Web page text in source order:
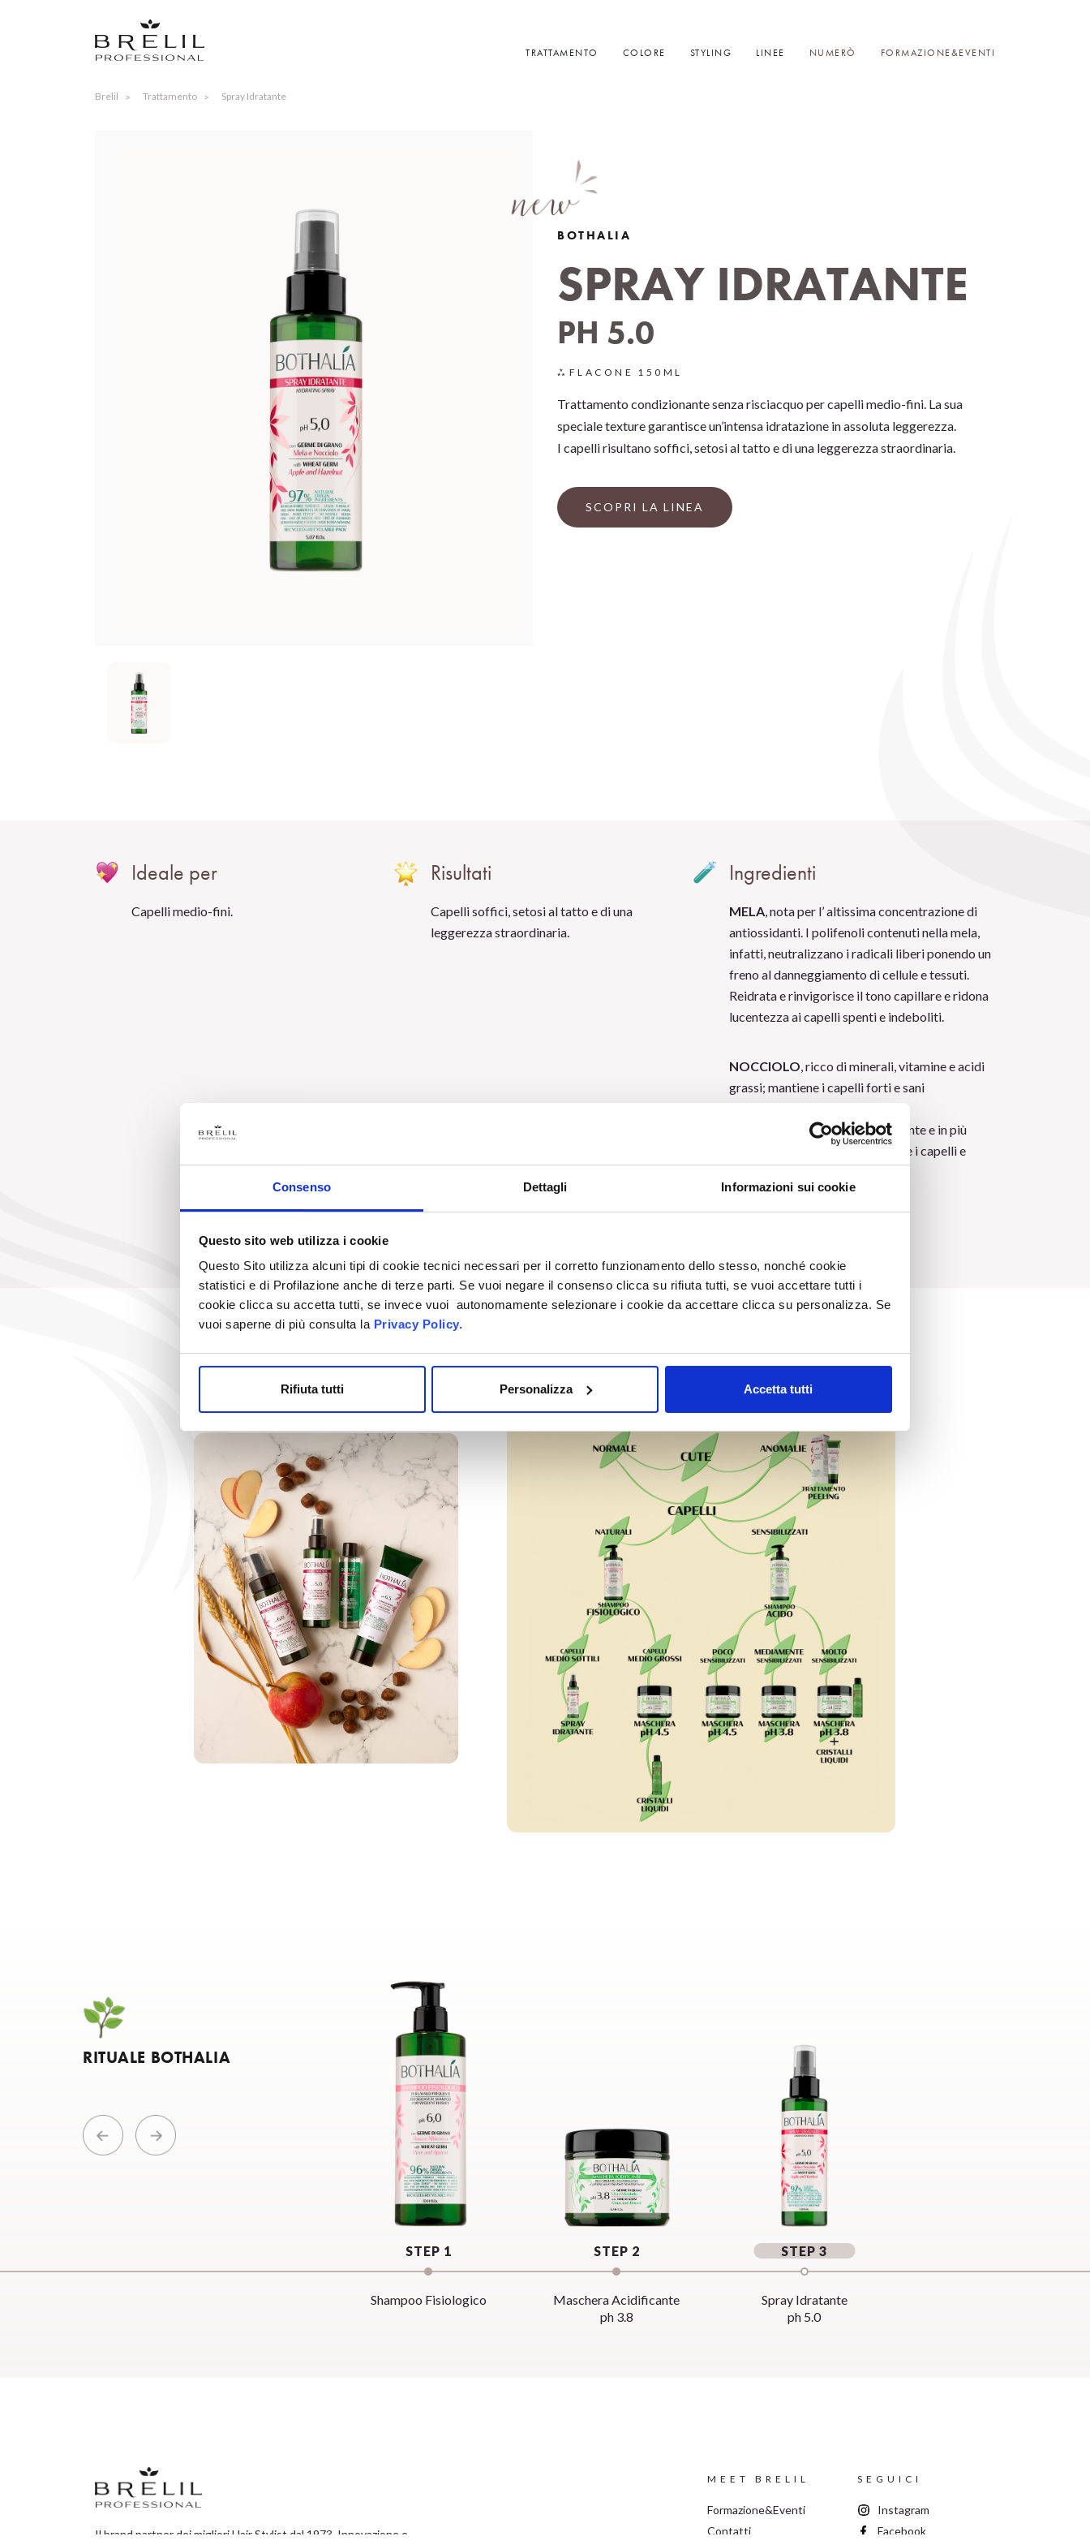
Consenso Dettagli Informazioni sui cookie
Questo sito web utilizza i cookie
Questo Sito utilizza alcuni tipi di cookie tecnici necessari per il corretto funzionamento dello stesso, nonché cookie
statistici e di Profilazione anche di terze parti. Se vuoi negare il consenso clicca su rifiuta tutti, se vuoi accettare tutti i
cookie clicca su accetta tutti, se invece vuoi autonomamente selezionare i cookie da accettare clicca su personalizza. Se
vuoi saperne di più consulta la Privacy Policy.
Rifiuta tutti Personalizza Accetta tutti
TRATTAMENTO COLORE STYLING LINEE NUMERÒ FORMAZIONE&EVENTI
Brelil Trattamento Spray Idratante
BOTHALIA
SPRAY IDRATANTE
PH 5.0
FLACONE 150ML
Trattamento condizionante senza risciacquo per capelli medio-fini. La sua
speciale texture garantisce un’intensa idratazione in assoluta leggerezza.
I capelli risultano soffici, setosi al tatto e di una leggerezza straordinaria.
SCOPRI LA LINEA
Ideale per
Capelli medio-fini.
Risultati
Capelli soffici, setosi al tatto e di una
leggerezza straordinaria.
Ingredienti
MELA, nota per l’ altissima concentrazione di
antiossidanti. I polifenoli contenuti nella mela,
infatti, neutralizzano i radicali liberi ponendo un
freno al danneggiamento di cellule e tessuti.
Reidrata e rinvigorisce il tono capillare e ridona
lucentezza ai capelli spenti e indeboliti.
NOCCIOLO, ricco di minerali, vitamine e acidi
grassi; mantiene i capelli forti e sani
Svolge una potente azione nutriente e in più
ricostituente, capace di ravvivare i capelli e
RITUALE BOTHALIA
STEP 1
Shampoo Fisiologico
STEP 2
Maschera Acidificante
ph 3.8
STEP 3
Spray Idratante
ph 5.0
Il brand partner dei migliori Hair Stylist dal 1973. Innovazione e
MEET BRELIL
Formazione&Eventi
Contatti
SEGUICI
Instagram
Facebook